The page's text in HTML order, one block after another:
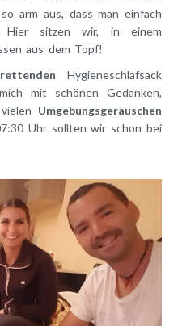
arm aus, dass man einfach
Hier sitzen wir, in einem
aus dem Topf!
Hygieneschlafsack
mit schönen Gedanken,
Umgebungsgeräuschen
Uhr sollten wir schon bei